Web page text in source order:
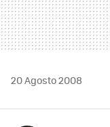
20 Agosto 2008